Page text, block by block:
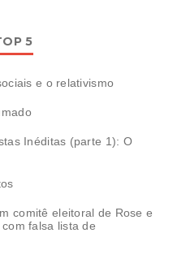
5
e o relativismo
Inéditas (parte 1): O
comitê eleitoral de Rose e
falsa lista de